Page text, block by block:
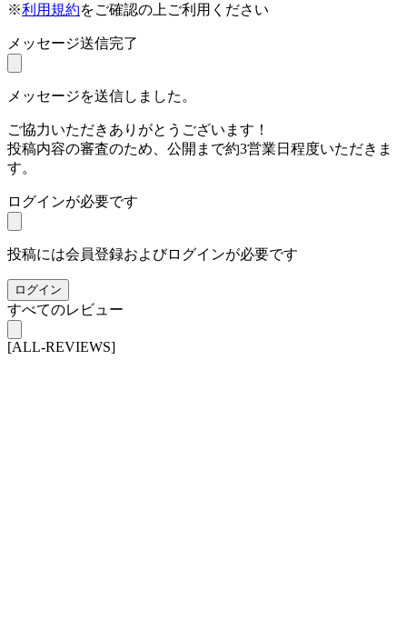
※利用規約をご確認の上ご利用ください
メッセージ送信完了
メッセージを送信しました。
ご協力いただきありがとうございます！
投稿内容の審査のため、公開まで約3営業日程度いただきま
す。
ログインが必要です
投稿には会員登録およびログインが必要です
ログイン
すべてのレビュー
[ALL-REVIEWS]